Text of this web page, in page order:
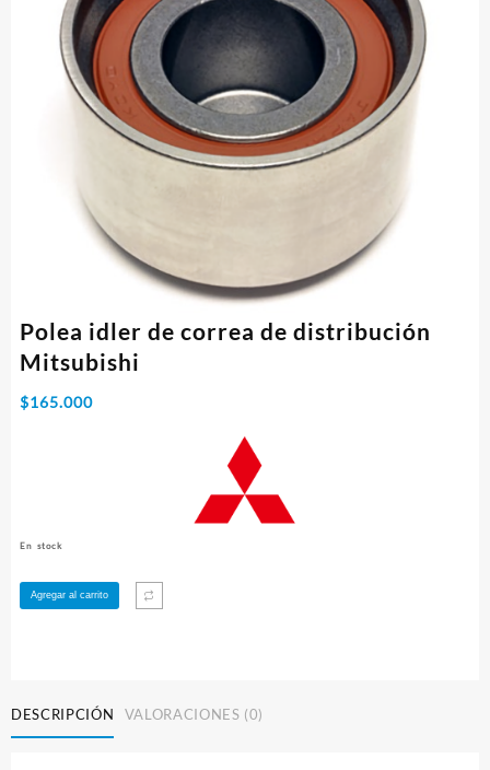
Polea idler de correa de distribución
Mitsubishi
$165.000
En stock
Polea
distribución
Agregar al carrito
DESCRIPCIÓN VALORACIONES (0)